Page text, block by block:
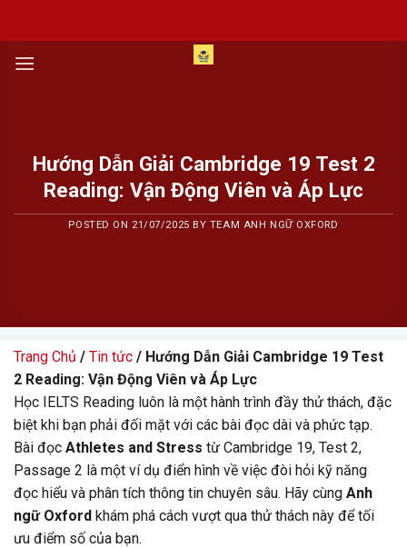
content
Hướng Dẫn Giải Cambridge 19 Test 2
Reading: Vận Động Viên và Áp Lực
POSTED ON 21/07/2025 BY TEAM ANH NGỮ OXFORD
Trang Chủ / Tin tức / Hướng Dẫn Giải Cambridge 19 Test
2 Reading: Vận Động Viên và Áp Lực
Học IELTS Reading luôn là một hành trình đầy thử thách, đặc
biệt khi bạn phải đối mặt với các bài đọc dài và phức tạp.
Bài đọc Athletes and Stress từ Cambridge 19, Test 2,
Passage 2 là một ví dụ điển hình về việc đòi hỏi kỹ năng
đọc hiểu và phân tích thông tin chuyên sâu. Hãy cùng Anh
ngữ Oxford khám phá cách vượt qua thử thách này để tối
ưu điểm số của bạn.